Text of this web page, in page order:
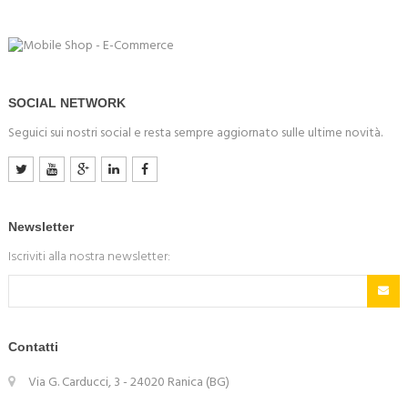
SOCIAL NETWORK
Seguici sui nostri social e resta sempre aggiornato sulle ultime novità.
Newsletter
Iscriviti alla nostra newsletter:
Contatti
Via G. Carducci, 3 - 24020 Ranica (BG)